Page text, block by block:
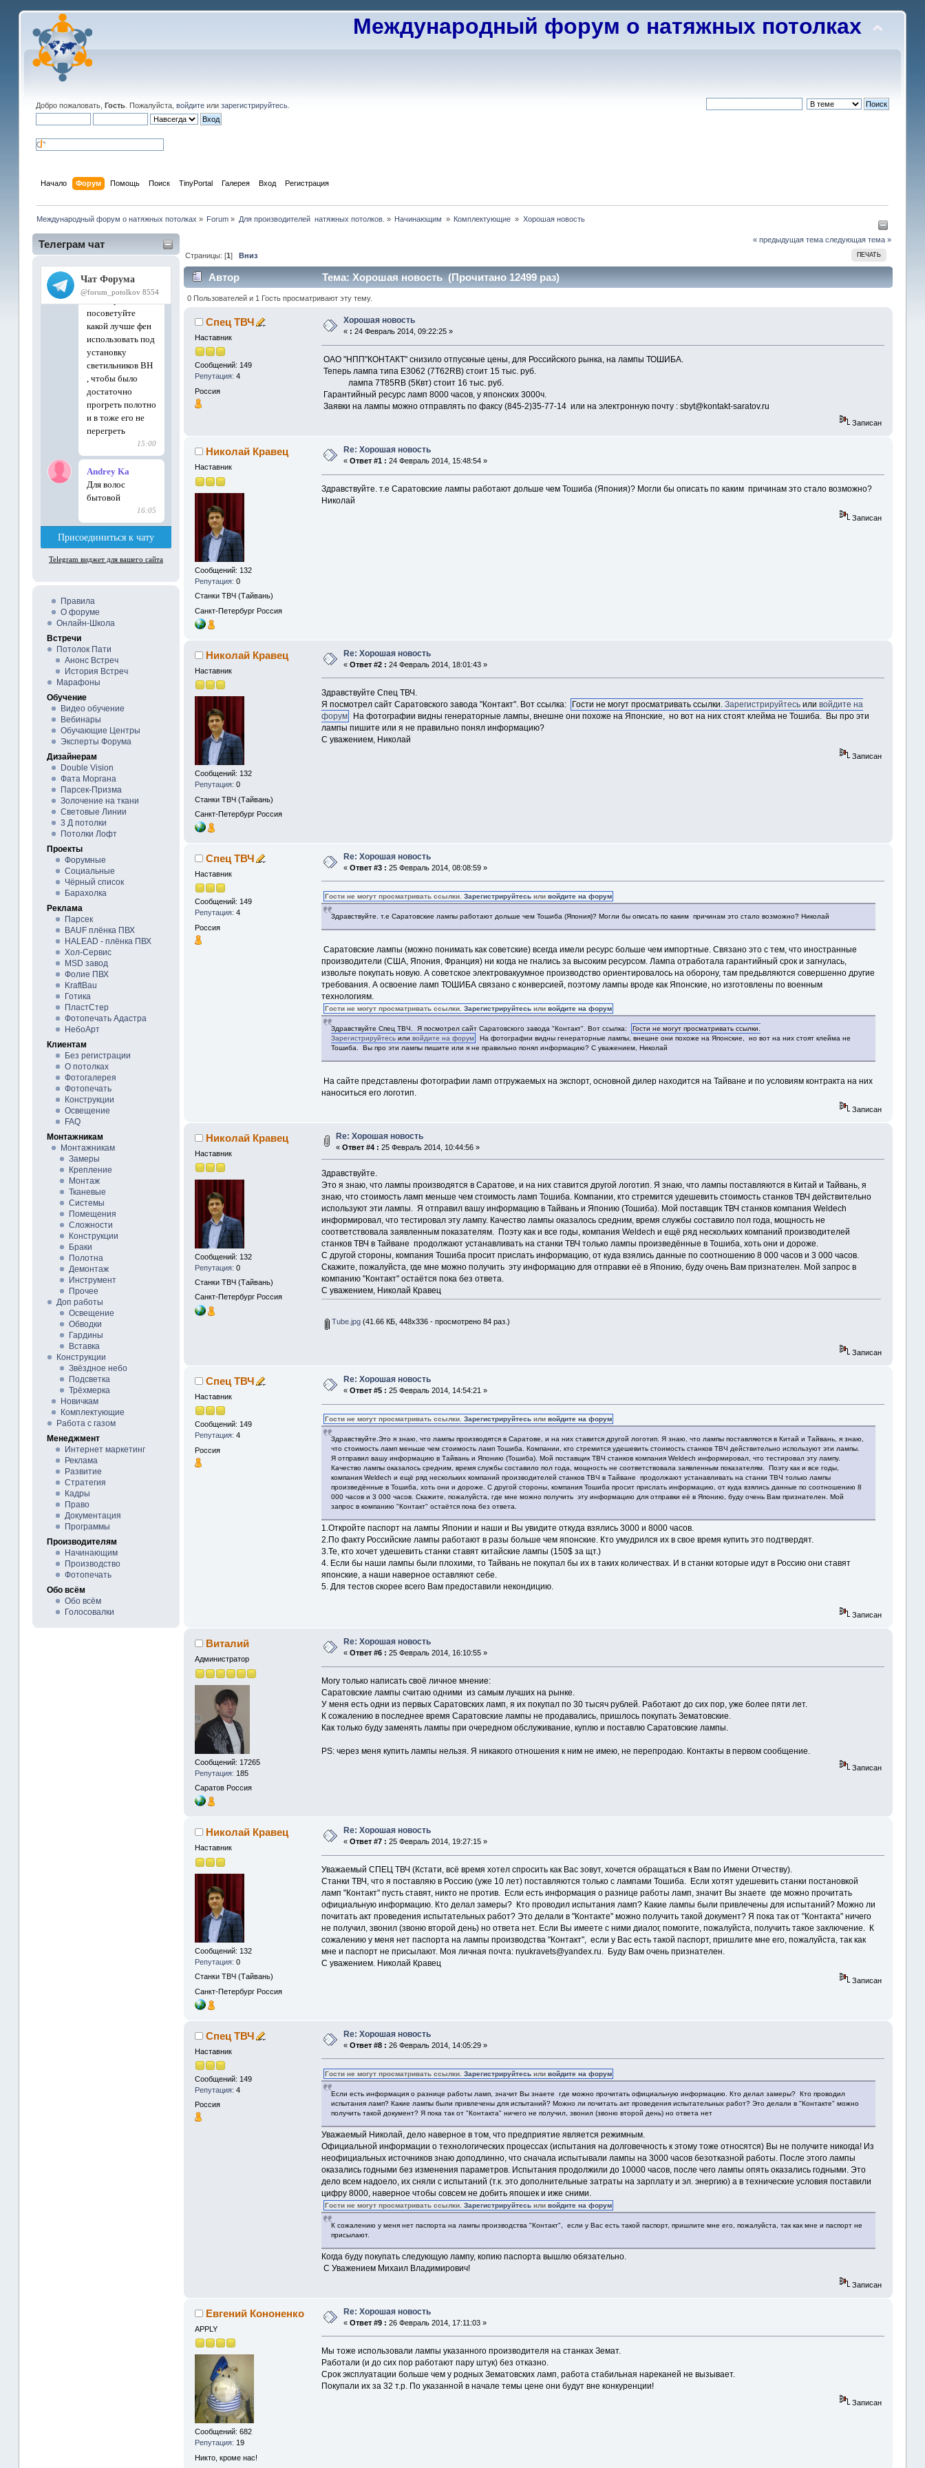
Международный форум о натяжных потолках
Добро пожаловать, Гость. Пожалуйста, войдитеили зарегистрируйтесь.
Начало Форум Помощь Поиск TinyPortal Галерея Вход Регистрация
Международный форум о натяжных потолках » Forum » Для производителей  натяжных потолков. » Начинающим » Комплектующие » Хорошая новость
Телеграм чат
Правила
О форуме
Онлайн-Школа
Встречи
Потолок Пати
Анонс Встреч
История Встреч
Марафоны
Обучение
Видео обучение
Вебинары
Обучающие Центры
Эксперты Форума
Дизайнерам
Double Vision
Фата Моргана
Парсек-Призма
Золочение на ткани
Световые Линии
3 Д потолки
Потолки Лофт
Проекты
Форумные
Социальные
Чёрный список
Барахолка
Реклама
Парсек
BAUF плёнка ПВХ
HALEAD - плёнка ПВХ
Хол-Сервис
MSD завод
Фолие ПВХ
KraftBau
Готика
ПластСтер
Фотопечать Адастра
НебоАрт
Клиентам
Без регистрации
О потолках
Фотогалерея
Фотопечать
Конструкции
Освещение
FAQ
Монтажникам
Монтажникам
Замеры
Крепление
Монтаж
Тканевые
Системы
Помещения
Сложности
Конструкции
Браки
Полотна
Демонтаж
Инструмент
Прочее
Доп работы
Освещение
Обводки
Гардины
Вставка
Конструкции
Звёздное небо
Подсветка
Трёхмерка
Новичкам
Комплектующие
Работа с газом
Менеджмент
Интернет маркетинг
Реклама
Развитие
Стратегия
Кадры
Право
Документация
Программы
Производителям
Начинающим
Производство
Фотопечать
Обо всём
Обо всём
Голосовалки
« предыдущая тема следующая тема »
ПЕЧАТЬ
Страницы: [1]Вниз
Автор Тема: Хорошая новость (Прочитано 12499 раз)
0 Пользователей и 1 Гость просматривают эту тему.
Спец ТВЧ
Наставник
Сообщений: 149
Репутация: 4
Россия
Хорошая новость
« : 24 Февраль 2014, 09:22:25 »
ОАО "НПП"КОНТАКТ" снизило отпускные цены, для Российского рынка, на лампы ТОШИБА.
Теперь лампа типа Е3062 (7Т62RВ) стоит 15 тыс. руб.
лампа 7Т85RВ (5Квт) стоит 16 тыс. руб.
Гарантийный ресурс ламп 8000 часов, у японских 3000ч.
Заявки на лампы можно отправлять по факсу (845-2)35-77-14 или на электронную почту : sbyt@kontakt-saratov.ru
Записан
Николай Кравец
Наставник
Сообщений: 132
Репутация: 0
Станки ТВЧ (Тайвань)
Санкт-Петербург Россия
Re: Хорошая новость
« Ответ #1 : 24 Февраль 2014, 15:48:54 »
Здравствуйте. т.е Саратовские лампы работают дольше чем Тошиба (Япония)? Могли бы описать по каким причинам это стало возможно?
Николай
Записан
Николай Кравец
Наставник
Сообщений: 132
Репутация: 0
Станки ТВЧ (Тайвань)
Санкт-Петербург Россия
Re: Хорошая новость
« Ответ #2 : 24 Февраль 2014, 18:01:43 »
Здравствуйте Спец ТВЧ.
Я посмотрел сайт Саратовского завода "Контакт". Вот ссылка:
Гости не могут просматривать ссылки. Зарегистрируйтесьили войдите на
форум
На фотографии видны генераторные лампы, внешне они похоже на Японские, но вот на них стоят клейма не Тошиба. Вы про эти
лампы пишите или я не правильно понял информацию?
С уважением, Николай
Записан
Спец ТВЧ
Наставник
Сообщений: 149
Репутация: 4
Россия
Re: Хорошая новость
« Ответ #3 : 25 Февраль 2014, 08:08:59 »
Гости не могут просматривать ссылки. Зарегистрируйтесьили войдите на форум
Здравствуйте. т.е Саратовские лампы работают дольше чем Тошиба (Япония)? Могли бы описать по каким причинам это стало возможно? Николай
Саратовские лампы (можно понимать как советские) всегда имели ресурс больше чем импортные. Связано это с тем, что иностранные
производители (США, Япония, Франция) ни когда не гнались за высоким ресурсом. Лампа отработала гарантийный срок и загнулась,
извольте покупать новую. А советское электровакуумное производство ориентировалось на оборону, там предьвляются совершенно другие
требования. А освоение ламп ТОШИБА связано с конверсией, поэтому лампы вроде как Японские, но изготовлены по военным
технологиям.
Гости не могут просматривать ссылки. Зарегистрируйтесьили войдите на форум
Здравствуйте Спец ТВЧ. Я посмотрел сайт Саратовского завода "Контакт". Вот ссылка:
Гости не могут просматривать ссылки.
Зарегистрируйтесьили войдите на форум
На фотографии видны генераторные лампы, внешне они похоже на Японские, но вот на них стоят клейма не
Тошиба. Вы про эти лампы пишите или я не правильно понял информацию? С уважением, Николай
На сайте представлены фотографии ламп отгружаемых на экспорт, основной дилер находится на Тайване и по условиям контракта на них
наноситься его логотип.
Записан
Николай Кравец
Наставник
Сообщений: 132
Репутация: 0
Станки ТВЧ (Тайвань)
Санкт-Петербург Россия
Re: Хорошая новость
« Ответ #4 : 25 Февраль 2014, 10:44:56 »
Здравствуйте.
Это я знаю, что лампы производятся в Саратове, и на них ставится другой логотип. Я знаю, что лампы поставляются в Китай и Тайвань, я
знаю, что стоимость ламп меньше чем стоимость ламп Тошиба. Компании, кто стремится удешевить стоимость станков ТВЧ действительно
используют эти лампы. Я отправил вашу информацию в Тайвань и Японию (Тошиба). Мой поставщик ТВЧ станков компания Weldech
информировал, что тестировал эту лампу. Качество лампы оказалось средним, время службы составило пол года, мощность не
соответствовала заявленным показателям. Поэту как и все годы, компания Weldech и ещё ряд нескольких компаний производителей
станков ТВЧ в Тайване продолжают устанавливать на станки ТВЧ только лампы произведённые в Тошиба, хоть они и дороже.
С другой стороны, компания Тошиба просит прислать информацию, от куда взялись данные по соотношению 8 000 часов и 3 000 часов.
Скажите, пожалуйста, где мне можно получить эту информацию для отправки её в Японию, буду очень Вам признателен. Мой запрос в
компанию "Контакт" остаётся пока без ответа.
С уважением, Николай Кравец
Tube.jpg(41.66 КБ, 448x336 - просмотрено 84 раз.)
Записан
Спец ТВЧ
Наставник
Сообщений: 149
Репутация: 4
Россия
Re: Хорошая новость
« Ответ #5 : 25 Февраль 2014, 14:54:21 »
Гости не могут просматривать ссылки. Зарегистрируйтесьили войдите на форум
Здравствуйте.Это я знаю, что лампы производятся в Саратове, и на них ставится другой логотип. Я знаю, что лампы поставляются в Китай и Тайвань, я знаю,
что стоимость ламп меньше чем стоимость ламп Тошиба. Компании, кто стремится удешевить стоимость станков ТВЧ действительно используют эти лампы.
Я отправил вашу информацию в Тайвань и Японию (Тошиба). Мой поставщик ТВЧ станков компания Weldech информировал, что тестировал эту лампу.
Качество лампы оказалось средним, время службы составило пол года, мощность не соответствовала заявленным показателям. Поэту как и все годы,
компания Weldech и ещё ряд нескольких компаний производителей станков ТВЧ в Тайване продолжают устанавливать на станки ТВЧ только лампы
произведённые в Тошиба, хоть они и дороже. С другой стороны, компания Тошиба просит прислать информацию, от куда взялись данные по соотношению 8
000 часов и 3 000 часов. Скажите, пожалуйста, где мне можно получить эту информацию для отправки её в Японию, буду очень Вам признателен. Мой
запрос в компанию "Контакт" остаётся пока без ответа.
1.Откройте паспорт на лампы Японии и наши и Вы увидите откуда взялись 3000 и 8000 часов.
2.По факту Российские лампы работают в разы больше чем японские. Кто умудрился их в свое время купить это подтвердят.
3.Те, кто хочет удешевить станки ставят китайские лампы (150$ за щт.)
4. Если бы наши лампы были плохими, то Тайвань не покупал бы их в таких количествах. И в станки которые идут в Россию они ставят
японские, а наши наверное оставляют себе.
5. Для тестов скорее всего Вам предоставили некондицию.
Записан
Виталий
Администратор
Сообщений: 17265
Репутация: 185
Саратов Россия
Re: Хорошая новость
« Ответ #6 : 25 Февраль 2014, 16:10:55 »
Могу только написать своё личное мнение:
Саратовские лампы считаю одними из самым лучших на рынке.
У меня есть одни из первых Саратовских ламп, я их покупал по 30 тысяч рублей. Работают до сих пор, уже более пяти лет.
К сожалению в последнее время Саратовские лампы не продавались, пришлось покупать Зематовские.
Как только буду заменять лампы при очередном обслуживание, куплю и поставлю Саратовские лампы.
PS: через меня купить лампы нельзя. Я никакого отношения к ним не имею, не перепродаю. Контакты в первом сообщение.
Записан
Николай Кравец
Наставник
Сообщений: 132
Репутация: 0
Станки ТВЧ (Тайвань)
Санкт-Петербург Россия
Re: Хорошая новость
« Ответ #7 : 25 Февраль 2014, 19:27:15 »
Уважаемый СПЕЦ ТВЧ (Кстати, всё время хотел спросить как Вас зовут, хочется обращаться к Вам по Имени Отчеству).
Станки ТВЧ, что я поставляю в Россию (уже 10 лет) поставляются только с лампами Тошиба. Если хотят удешевить станки постановкой
ламп "Контакт" пусть ставят, никто не против. Если есть информация о разнице работы ламп, значит Вы знаете где можно прочитать
официальную информацию. Кто делал замеры? Кто проводил испытания ламп? Какие лампы были привлечены для испытаний? Можно ли
почитать акт проведения испытательных работ? Это делали в "Контакте" можно получить такой документ? Я пока так от "Контакта" ничего
не получил, звонил (звоню второй день) но ответа нет. Если Вы имеете с ними диалог, помогите, пожалуйста, получить такое заключение. К
сожалению у меня нет паспорта на лампы производства "Контакт", если у Вас есть такой паспорт, пришлите мне его, пожалуйста, так как
мне и паспорт не присылают. Моя личная почта: nyukravets@yandex.ru. Буду Вам очень признателен.
С уважением. Николай Кравец
Записан
Спец ТВЧ
Наставник
Сообщений: 149
Репутация: 4
Россия
Re: Хорошая новость
« Ответ #8 : 26 Февраль 2014, 14:05:29 »
Гости не могут просматривать ссылки. Зарегистрируйтесьили войдите на форум
Если есть информация о разнице работы ламп, значит Вы знаете где можно прочитать официальную информацию. Кто делал замеры? Кто проводил
испытания ламп? Какие лампы были привлечены для испытаний? Можно ли почитать акт проведения испытательных работ? Это делали в "Контакте" можно
получить такой документ? Я пока так от "Контакта" ничего не получил, звонил (звоню второй день) но ответа нет
Уважаемый Николай, дело наверное в том, что предприятие является режимным.
Официальной информации о технологических процессах (испытания на долговечность к этому тоже относятся) Вы не получите никогда! Из
неофициальных источников знаю доподлинно, что сначала испытывали лампы на 3000 часов безотказной работы. После этого лампы
оказались годными без изменения параметров. Испытания продолжили до 10000 часов, после чего лампы опять оказались годными. Это
дело всем надоело, их сняли с испытаний (т.к. это дополнительные затраты на зарплату и эл. энергию) а в технические условия поставили
цифру 8000, наверное чтобы совсем не добить япошек и иже сними.
Гости не могут просматривать ссылки. Зарегистрируйтесьили войдите на форум
К сожалению у меня нет паспорта на лампы производства "Контакт", если у Вас есть такой паспорт, пришлите мне его, пожалуйста, так как мне и паспорт не
присылают.
Когда буду покупать следующую лампу, копию паспорта вышлю обязательно.
С Уважением Михаил Владимирович!
Записан
Евгений Кононенко
APPLY
Сообщений: 682
Репутация: 19
Никто, кроме нас!
Re: Хорошая новость
« Ответ #9 : 26 Февраль 2014, 17:11:03 »
Мы тоже использовали лампы указанного производителя на станках Земат.
Работали (и до сих пор работают пару штук) без отказно.
Срок эксплуатации больше чем у родных Зематовских ламп, работа стабильная нареканей не вызывает.
Покупали их за 32 т.р. По указанной в начале темы цене они будут вне конкуренции!
Записан